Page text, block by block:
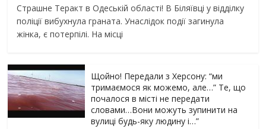
Страшне Теракт в Одеській області! В Біляївці у відділку
поліції вибухнула граната. Унаслідок події загинула
жінка, є потерпілі. На місці
Щойно! Передали з Херсону: “ми
тримаємося як можемо, але…” Те, що
почалося в місті не передати
словами…Вони можуть зупинити на
вулиці будь-яку людину і…”